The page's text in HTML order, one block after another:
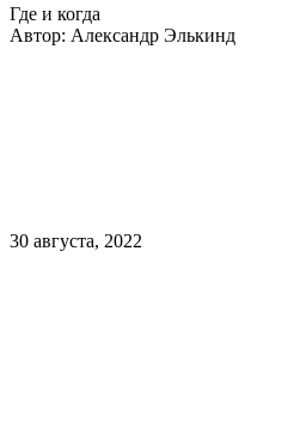
Где и когда
Автор: Александр Элькинд
30 августа, 2022